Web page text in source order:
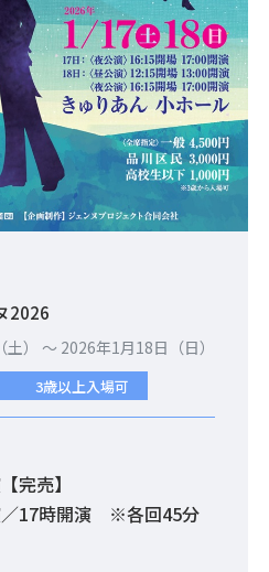
2026
） 〜 2026年1月18日（日）
3歳以上入場可
完売】
／17時開演 ※各回45分